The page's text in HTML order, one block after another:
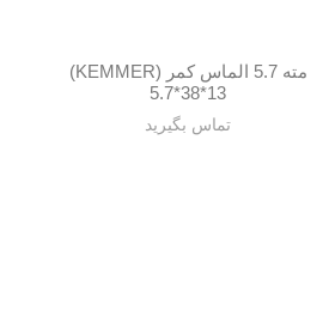
مته 5.7 الماس کمر (KEMMER)
5.7*38*13
تماس بگیرید